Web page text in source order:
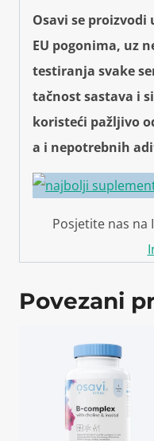
Osavi se proizvodi
EU pogonima, uz
testiranja svake
tačnost sastava i
koristeći pažljivo
a i nepotrebnih
Posjetite nas na
Povezani